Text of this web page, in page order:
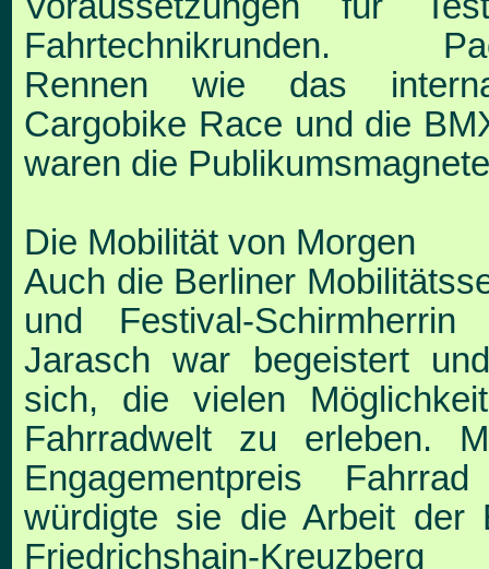
Fahrtechnikrunden.
Rennen wie das
Cargobike Race und die
waren die Publikumsma
Die Mobilität von Morgen
Auch die Berliner
und Festival-Schirmherrin
Jarasch war begeistert
sich, die vielen
Fahrradwelt zu erleben.
Engagementpreis
würdigte sie die Arbeit der
Friedrichshain-